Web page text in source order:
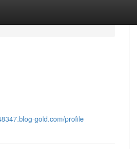
gold.com/profile